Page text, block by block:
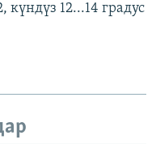
12...14 градус